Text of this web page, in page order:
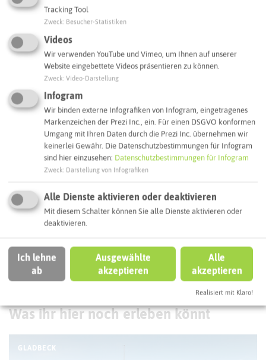
Adresse:
Freizeitstätte Wittringen
Burgstraße 64
45964 Gladbeck
Webseite
Interaktive Karte
Routenplanung zum Ziel:
ÖPNV-Route finden
Autoroute finden
Was ihr hier noch erleben könnt
GLADBECK
Tracking Tool
Zweck Besucher-Statistiken
Videos
Wir verwenden YouTube und Vimeo, um Ihnen auf unserer
Website eingebettete Videos präsentieren zu können.
Zweck Video-Darstellung
Infogram
Wir binden externe Infografiken von Infogram, eingetragenes
Markenzeichen der Prezi Inc., ein. Für einen DSGVO konformen
Umgang mit Ihren Daten durch die Prezi Inc. übernehmen wir
keinerlei Gewähr. Die Datenschutzbestimmungen für Infogram
sind hier einzusehen: Datenschutzbestimmungen für Infogram
Zweck Darstellung von Infografiken
Alle Dienste aktivieren oder deaktivieren
Mit diesem Schalter können Sie alle Dienste aktivieren oder
deaktivieren.
Ich lehne
ab
Ausgewählte
akzeptieren
Alle
akzeptieren
Realisiert mit Klaro!